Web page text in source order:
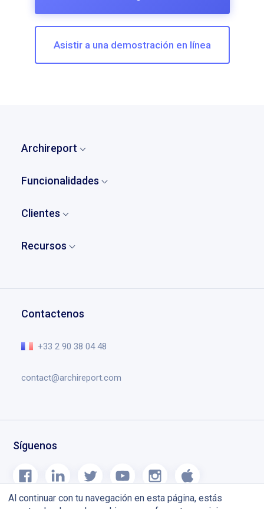
Al continuar con tu navegación en esta página, estás
Asistir a una demostración en línea
Archireport
Nuestra historia
Partners
Funcionalidades
Informes
Agenda de obras
Clientes
Formación
Recursos
Solicitar una demo
Blog
Contactenos
+33 2 90 38 04 48
contact@archireport.com
Síguenos